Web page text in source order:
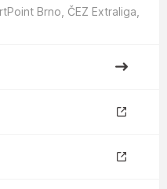
Brno ČEZ Extraliga,